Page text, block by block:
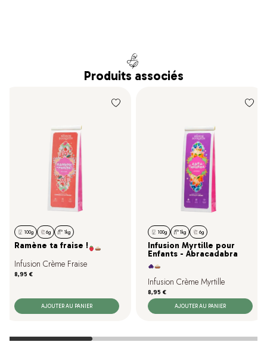
Produits associés
100g 6g 1kg
Ramène ta fraise !
Infusion Crème Fraise
Prix
8,95 €
AJOUTER AU PANIER
100g 1kg 6g
Infusion Myrtille pour
Enfants - Abracadabra
Infusion Crème Myrtille
Prix
8,95 €
AJOUTER AU PANIER